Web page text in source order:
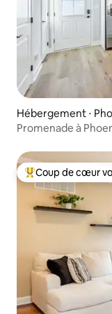
Hébergement ⋅
Promenade à
Coups de cœur
Coup de cœur